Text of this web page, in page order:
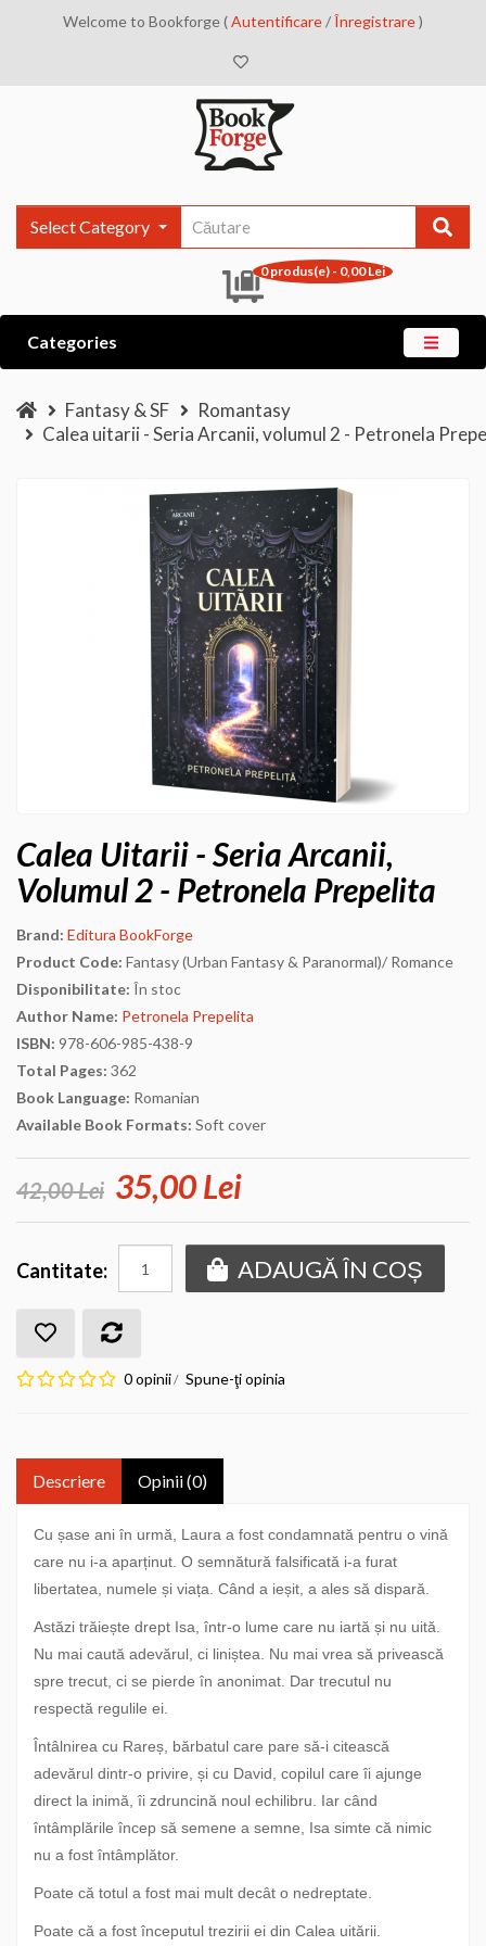
Welcome to Bookforge (Autentificare/Înregistrare)
Select Category
0 produs(e) - 0,00 Lei
Categories
Fantasy & SF
Romantasy
Calea uitarii - Seria Arcanii, volumul 2 - Petronela
Calea Uitarii - Seria Arcanii,
Volumul 2 - Petronela Prepelita
Brand: Editura BookForge
Product Code: Fantasy (Urban Fantasy & Paranormal)/ Romance
Disponibilitate: În stoc
Author Name: Petronela Prepelita
ISBN: 978-606-985-438-9
Total Pages: 362
Book Language: Romanian
Available Book Formats: Soft cover
42,00 Lei 35,00 Lei
Cantitate: ADAUGĂ ÎN COȘ
0 opinii/ Spune-ţi opinia
Descriere Opinii (0)
Cu șase ani în urmă, Laura a fost condamnată pentru o vină
care nu i-a aparținut. O semnătură falsificată i-a furat
libertatea, numele și viața. Când a ieșit, a ales să dispară.
Astăzi trăiește drept Isa, într-o lume care nu iartă și nu uită.
Nu mai caută adevărul, ci liniștea. Nu mai vrea să privească
spre trecut, ci se pierde în anonimat. Dar trecutul nu
respectă regulile ei.
Întâlnirea cu Rareș, bărbatul care pare să-i citească
adevărul dintr-o privire, și cu David, copilul care îi ajunge
direct la inimă, îi zdruncină noul echilibru. Iar când
întâmplările încep să semene a semne, Isa simte că nimic
nu a fost întâmplător.
Poate că totul a fost mai mult decât o nedreptate.
Poate că a fost începutul trezirii ei din Calea uitării.